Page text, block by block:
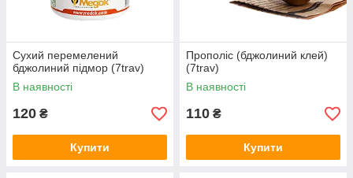
Сухий перемелений
бджолиний підмор (7trav)
В наявності
120 ₴
Купити
Прополіс (бджолиний клей)
(7trav)
В наявності
110 ₴
Купити